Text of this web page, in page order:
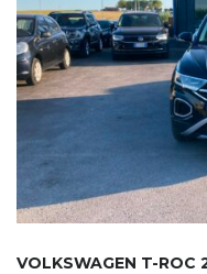
VOLKSWAGEN T-ROC